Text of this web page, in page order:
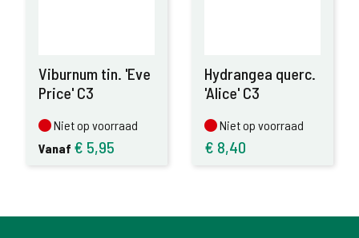
Viburnum tin. 'Eve
Price' C3
Niet op voorraad
Niet op voorraad
Vanaf € 5,95
Hydrangea querc.
'Alice' C3
Niet op voorraad
Niet op voorraad
€ 8,40